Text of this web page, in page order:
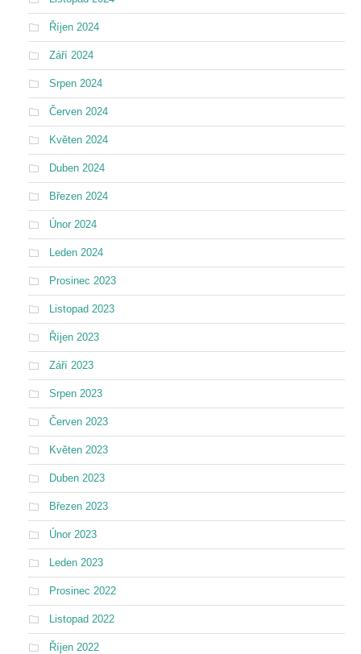
Říjen 2024
Září 2024
Srpen 2024
Červen 2024
Květen 2024
Duben 2024
Březen 2024
Únor 2024
Leden 2024
Prosinec 2023
Listopad 2023
Říjen 2023
Září 2023
Srpen 2023
Červen 2023
Květen 2023
Duben 2023
Březen 2023
Únor 2023
Leden 2023
Prosinec 2022
Listopad 2022
Říjen 2022